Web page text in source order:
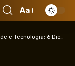
Aa
6 Dicas para Usar Eletrônicos e Aumentar a Calma